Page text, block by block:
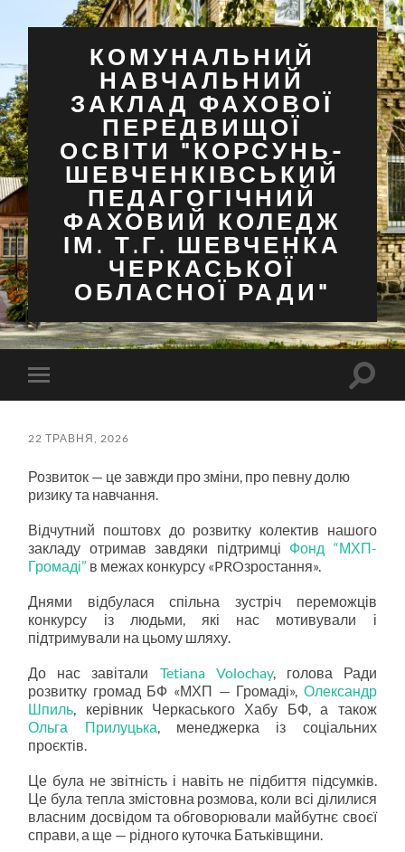
КОМУНАЛЬНИЙ
НАВЧАЛЬНИЙ
ЗАКЛАД ФАХОВОЇ
ПЕРЕДВИЩОЇ
ОСВІТИ "КОРСУНЬ-
ШЕВЧЕНКІВСЬКИЙ
ПЕДАГОГІЧНИЙ
ФАХОВИЙ КОЛЕДЖ
ІМ. Т.Г. ШЕВЧЕНКА
ЧЕРКАСЬКОЇ
ОБЛАСНОЇ РАДИ"
Перемкнути
мобільне
22 ТРАВНЯ, 2026
Розвиток — це завжди про зміни, про певну долю
ризику та навчання.
Відчутний поштовх до розвитку колектив нашого
закладу отримав завдяки підтримці Фонд “МХП-
Громаді” в межах конкурсу «PROзростання».
Днями відбулася спільна зустріч переможців
конкурсу із людьми, які нас мотивували і
підтримували на цьому шляху.
До нас завітали Tetiana Volochay, голова Ради
розвитку громад БФ «МХП — Громаді», Олександр
Шпиль , керівник Черкаського Хабу БФ, а також
Ольга Прилуцька , менеджерка із соціальних
проєктів.
Це була не звітність і навіть не підбиття підсумків.
Це була тепла змістовна розмова, коли всі ділилися
власним досвідом та обговорювали майбутнє своєї
справи, а ще — рідного куточка Батьківщини.